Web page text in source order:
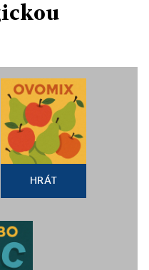
HRÁT